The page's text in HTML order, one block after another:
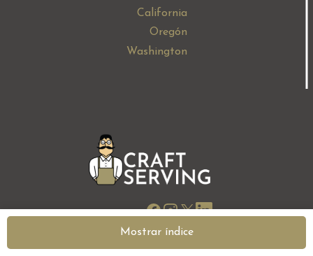
Mostrar índice
California
Oregón
Washington